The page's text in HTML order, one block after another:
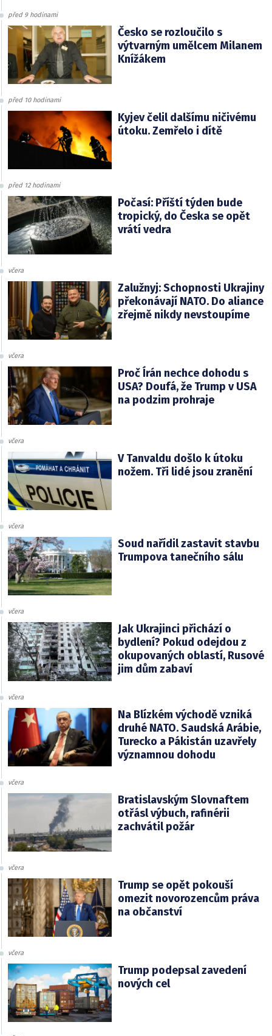
před 9 hodinami
Česko se rozloučilo s
výtvarným umělcem Milanem
Knížákem
před 10 hodinami
Kyjev čelil dalšímu ničivému
útoku. Zemřelo i dítě
před 12 hodinami
Počasí: Příští týden bude
tropický, do Česka se opět
vrátí vedra
včera
Zalužnyj: Schopnosti Ukrajiny
překonávají NATO. Do aliance
zřejmě nikdy nevstoupíme
včera
Proč Írán nechce dohodu s
USA? Doufá, že Trump v USA
na podzim prohraje
včera
V Tanvaldu došlo k útoku
nožem. Tři lidé jsou zranění
včera
Soud nařídil zastavit stavbu
Trumpova tanečního sálu
včera
Jak Ukrajinci přichází o
bydlení? Pokud odejdou z
okupovaných oblastí, Rusové
jim dům zabaví
včera
Na Blízkém východě vzniká
druhé NATO. Saudská Arábie,
Turecko a Pákistán uzavřely
významnou dohodu
včera
Bratislavským Slovnaftem
otřásl výbuch, rafinérii
zachvátil požár
včera
Trump se opět pokouší
omezit novorozencům práva
na občanství
včera
Trump podepsal zavedení
nových cel